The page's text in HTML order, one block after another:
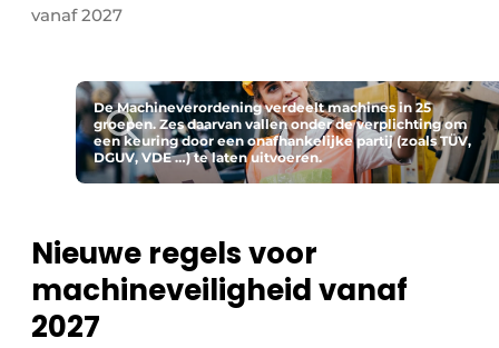
Eigen content aanleveren
Home
Meest gelezen
Nieuwsbrief
Privacy / Cookie statement
Vacature aanmelden
Vacatures
vanaf 2027
De Machineverordening verdeelt machines in 25
groepen. Zes daarvan vallen onder de verplichting om
een keuring door een onafhankelijke partij (zoals TÜV,
DGUV, VDE …) te laten uitvoeren.
Nieuwe regels voor
machineveiligheid vanaf
2027